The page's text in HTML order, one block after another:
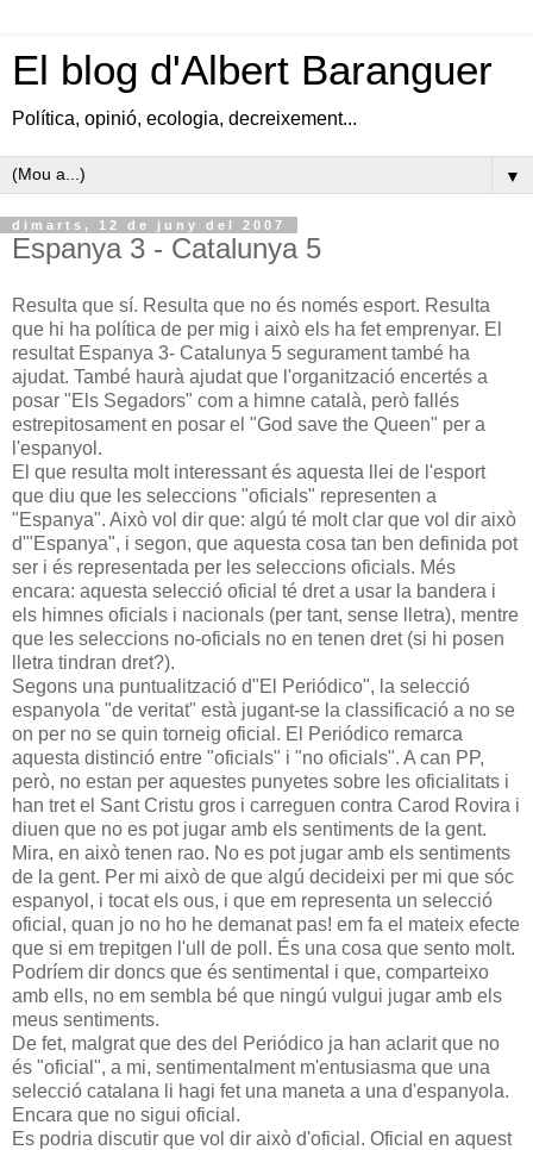
El blog d'Albert Baranguer
Política, opinió, ecologia, decreixement...
▼
dimarts, 12 de juny del 2007
Espanya 3 - Catalunya 5
Resulta que sí. Resulta que no és només esport. Resulta
que hi ha política de per mig i això els ha fet emprenyar. El
resultat Espanya 3- Catalunya 5 segurament també ha
ajudat. També haurà ajudat que l'organització encertés a
posar "Els Segadors" com a himne català, però fallés
estrepitosament en posar el "God save the Queen" per a
l'espanyol.
El que resulta molt interessant és aquesta llei de l'esport
que diu que les seleccions "oficials" representen a
"Espanya". Això vol dir que: algú té molt clar que vol dir això
d'"Espanya", i segon, que aquesta cosa tan ben definida pot
ser i és representada per les seleccions oficials. Més
encara: aquesta selecció oficial té dret a usar la bandera i
els himnes oficials i nacionals (per tant, sense lletra), mentre
que les seleccions no-oficials no en tenen dret (si hi posen
lletra tindran dret?).
Segons una puntualització d"El Periódico", la selecció
espanyola "de veritat" està jugant-se la classificació a no se
on per no se quin torneig oficial. El Periódico remarca
aquesta distinció entre "oficials" i "no oficials". A can PP,
però, no estan per aquestes punyetes sobre les oficialitats i
han tret el Sant Cristu gros i carreguen contra Carod Rovira i
diuen que no es pot jugar amb els sentiments de la gent.
Mira, en això tenen rao. No es pot jugar amb els sentiments
de la gent. Per mi això de que algú decideixi per mi que sóc
espanyol, i tocat els ous, i que em representa un selecció
oficial, quan jo no ho he demanat pas! em fa el mateix efecte
que si em trepitgen l'ull de poll. És una cosa que sento molt.
Podríem dir doncs que és sentimental i que, comparteixo
amb ells, no em sembla bé que ningú vulgui jugar amb els
meus sentiments.
De fet, malgrat que des del Periódico ja han aclarit que no
és "oficial", a mi, sentimentalment m'entusiasma que una
selecció catalana li hagi fet una maneta a una d'espanyola.
Encara que no sigui oficial.
Es podria discutir que vol dir això d'oficial. Oficial en aquest